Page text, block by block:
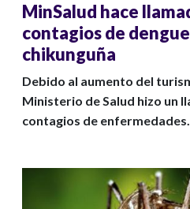
MinSalud hace
contagios de
chikunguña
Debido al aumento del
Ministerio de Salud hizo un
contagios de enfermedades.